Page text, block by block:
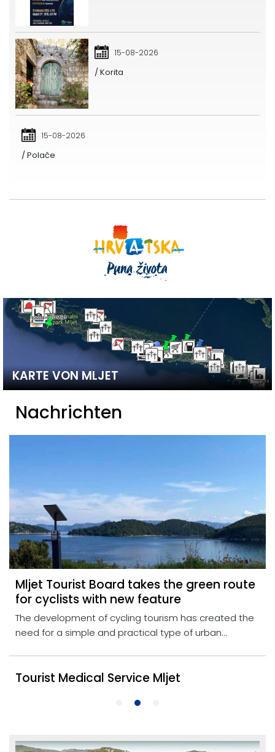
15-08-2026
/ Korita
15-08-2026
/ Polače
KARTE VON MLJET
Nachrichten
Mljet Tourist Board takes the green route
for cyclists with new feature
The development of cycling tourism has created the
need for a simple and practical type of urban...
Tourist Medical Service Mljet